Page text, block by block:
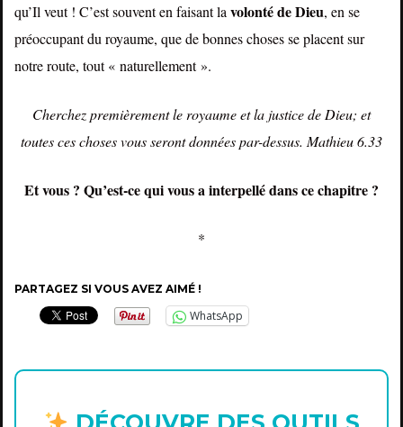
qu’Il veut ! C’est souvent en faisant lavolontédeDieu, en se
préoccupant du royaume, que de bonnes choses se placent sur
notre route, tout « naturellement ».
Cherchez premièrement le royaume et la justice de Dieu; et
toutes ces choses vous seront données par-dessus. Mathieu 6.33
Et vous ? Qu’est-ce qui vous a interpellé dans ce chapitre ?
*
PARTAGEZ SI VOUS AVEZ AIMÉ !
WhatsApp